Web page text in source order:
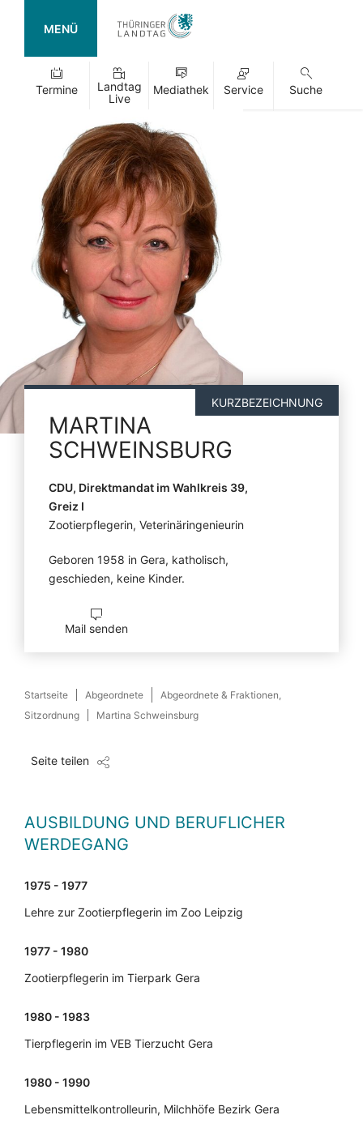
MENÜ
Termine
Landtag
Live
Mediathek Service Suche
KURZBEZEICHNUNG
MARTINA
SCHWEINSBURG
CDU, Direktmandat im Wahlkreis 39,
Greiz I
Zootierpflegerin, Veterinäringenieurin
Geboren 1958 in Gera, katholisch,
geschieden, keine Kinder.
Mail senden
Startseite Abgeordnete
Abgeordnete & Fraktionen,
Sitzordnung
Martina Schweinsburg
Seite teilen
AUSBILDUNG UND BERUFLICHER
WERDEGANG
1975 - 1977
Lehre zur Zootierpflegerin im Zoo Leipzig
1977 - 1980
Zootierpflegerin im Tierpark Gera
1980 - 1983
Tierpflegerin im VEB Tierzucht Gera
1980 - 1990
Lebensmittelkontrolleurin, Milchhöfe Bezirk Gera